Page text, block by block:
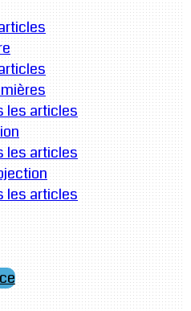
les articles
les articles
les articles